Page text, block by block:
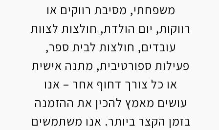
משפחתי, מסיבת רווקים או
רווקות, יום הולדת, חולצות לצוות
עובדים, חולצות לבית ספר,
פעילות ספורטיבית, מתנה אישית
או כל צורך דחוף אחר – אנו
עושים מאמץ להכין את ההזמנה
בזמן הקצר ביותר. אנו משתמשים